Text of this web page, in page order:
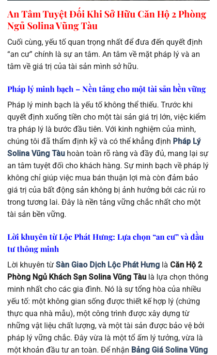
An Tâm Tuyệt Đối Khi Sở Hữu Căn Hộ 2 Phòng
Ngủ Solina Vũng Tàu
Cuối cùng, yếu tố quan trọng nhất để đưa đến quyết định
“an cư” chính là sự an tâm. An tâm về mặt pháp lý và an
tâm về giá trị của tài sản mình sở hữu.
Pháp lý minh bạch – Nền tảng cho một tài sản bền vững
Pháp lý minh bạch là yếu tố không thể thiếu. Trước khi
quyết định xuống tiền cho một tài sản giá trị lớn, việc kiểm
tra pháp lý là bước đầu tiên. Với kinh nghiệm của mình,
chúng tôi đã thẩm định kỹ và có thể khẳng định Pháp Lý
Solina Vũng Tàu hoàn toàn rõ ràng và đầy đủ, mang lại sự
an tâm tuyệt đối cho khách hàng. Sự minh bạch về pháp lý
không chỉ giúp việc mua bán thuận lợi mà còn đảm bảo
giá trị của bất động sản không bị ảnh hưởng bởi các rủi ro
trong tương lai. Đây là nền tảng vững chắc nhất cho một
tài sản bền vững.
Lời khuyên từ Lộc Phát Hưng: Lựa chọn “an cư” và đầu
tư thông minh
Lời khuyên từ Sàn Giao Dịch Lộc Phát Hưng là Căn Hộ 2
Phòng Ngủ Khách Sạn Solina Vũng Tàu là lựa chọn thông
minh nhất cho các gia đình. Nó là sự tổng hòa của nhiều
yếu tố: một không gian sống được thiết kế hợp lý (chứng
thực qua nhà mẫu), một công trình được xây dựng từ
những vật liệu chất lượng, và một tài sản được bảo vệ bởi
pháp lý vững chắc. Đây vừa là một tổ ấm lý tưởng, vừa là
một khoản đầu tư an toàn. Để nhận Bảng Giá Solina Vũng